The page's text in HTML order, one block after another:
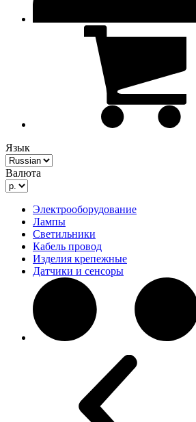
Язык
Валюта
Электрооборудование
Лампы
Светильники
Кабель провод
Изделия крепежные
Датчики и сенсоры